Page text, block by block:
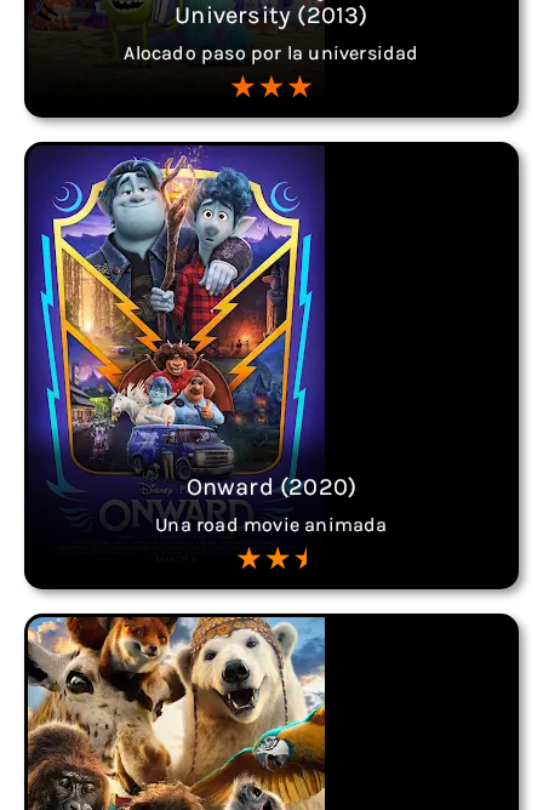
University (2013)
Alocado paso por la universidad
Onward (2020)
Una road movie animada